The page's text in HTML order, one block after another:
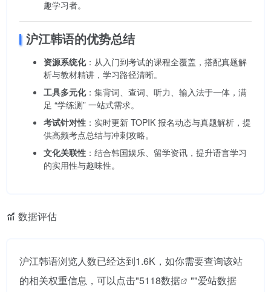
趣学习者。
沪江韩语的优势总结
资源系统化：从入门到考试的课程全覆盖，搭配真题解
析与教材精讲，学习路径清晰。
工具多元化：集背词、查词、听力、输入法于一体，满
足 “学练测” 一站式需求。
考试针对性 ：实时更新 TOPIK 报名动态与真题解析，提
供高频考点总结与冲刺攻略。
文化关联性 ：结合韩国娱乐、留学资讯，提升语言学习
的实用性与趣味性。
数据评估
沪江韩语浏览人数已经达到1.6K，如你需要查询该站
的相关权重信息，可以点击"5118数据 ""爱站数据